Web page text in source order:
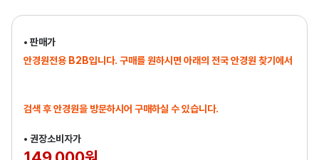
• 판매가
안경원전용 B2B입니다. 구매를 원하시면 아래의 전국 안경원 찾기에서
검색 후 안경원을 방문하시어 구매하실 수 있습니다.
• 권장소비자가